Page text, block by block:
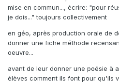
mise en commun..., écrire: "pour
je dois..." toujours collectivement
en géo, après production orale de
donner une fiche méthode
oeuvre...
avant de leur donner une poésie à
élèves comment ils font pour qu'ils